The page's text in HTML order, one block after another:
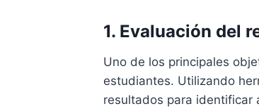
1. Evaluación del
Uno de los principales
estudiantes. Utilizando
resultados para identificar